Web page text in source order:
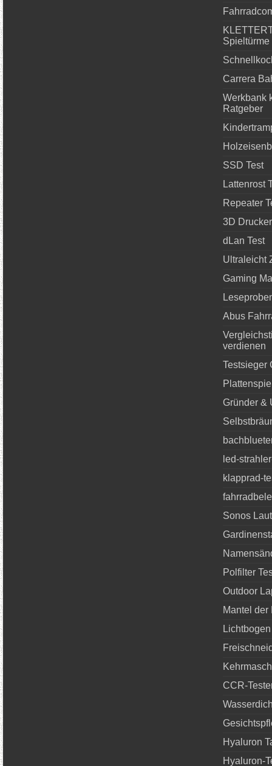
Spieltürme
Carrera
Werkbank
Ratgeber
SSD Test
Lattenrost
Repeater
3D
dLan Test
Ultraleicht
Gaming
Abus
verdienen
Testsieger
Gründer &
led-
klapprad-
Sonos
Polfilter
Outdoor
Mantel der
CCR-
Hyaluron
Hyaluron-